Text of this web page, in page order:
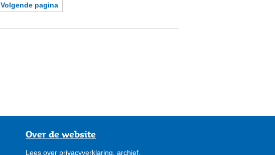
Volgende pagina
Over de website
Lees over privacyverklaring, archief,